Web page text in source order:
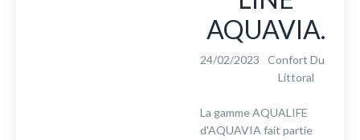
AQUAVIA.
24/02/2023
Confort Du
Littoral
La gamme AQUALIFE
d'AQUAVIA fait partie